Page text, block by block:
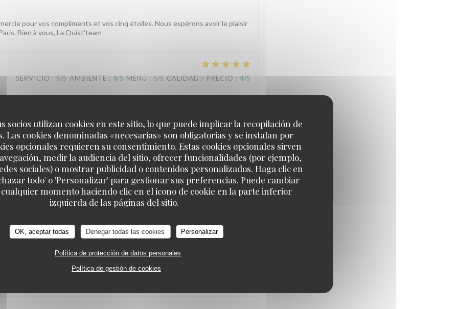
socios utilizan cookies en este sitio, lo que puede implicar la recopilación de
Las cookies denominadas «necesarias» son obligatorias y se instalan por
opcionales requieren su consentimiento. Estas cookies opcionales sirven
medir la audiencia del sitio, ofrecer funcionalidades (por ejemplo,
sociales) o mostrar publicidad o contenidos personalizados. Haga clic en
todo' o 'Personalizar' para gestionar sus preferencias. Puede cambiar
cualquier momento haciendo clic en el icono de cookie en la parte inferior
izquierda de las páginas del sitio.
OK, aceptar todas Denegar todas las cookies Personalizar
Política de protección de datos personales
Política de gestión de cookies
pour vos compliments et vos cinq étoiles. Nous espérons avoir le plaisir
Bien à vous, La Ouist'team
SERVICIO : 5/5 AMBIENTE : 4/5 MENÚ : 5/5 CALIDAD / PRECIO : 4/5
!
que nous transmettons à nos équipes en salle et en cuisine. A bientôt. Bien
SERVICIO: 5/5 AMBIENTE: 5 /5 MENÚ: 5/5 CALIDAD / PRECIO: 5/5
aux petits soins. Nous avons passé une très belle soirée. Nous reviendrons
pour vos cinq étoiles et votre adorable commentaire. Nous sommes
et vous disons donc à bientôt. Bien à vous, La Ouist'team
OUISTITI Paris